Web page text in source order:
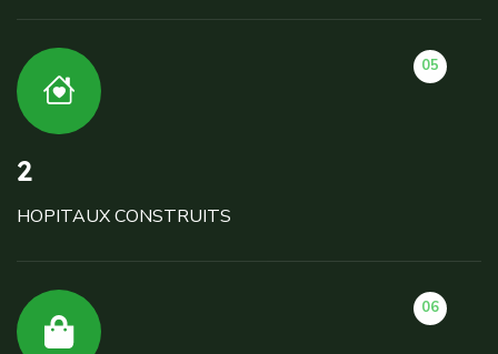
05
2
HOPITAUX CONSTRUITS
06